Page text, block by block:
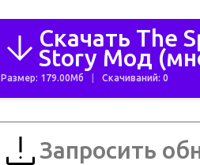
Скачать The
Story Мод
Размер: 179.00Мб Скачиваний: 0
Запросить